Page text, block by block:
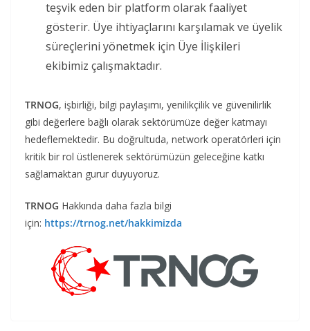
teşvik eden bir platform olarak faaliyet
gösterir. Üye ihtiyaçlarını karşılamak ve üyelik
süreçlerini yönetmek için Üye İlişkileri
ekibimiz çalışmaktadır.
TRNOG, işbirliği, bilgi paylaşımı, yenilikçilik ve güvenilirlik
gibi değerlere bağlı olarak sektörümüze değer katmayı
hedeflemektedir. Bu doğrultuda, network operatörleri için
kritik bir rol üstlenerek sektörümüzün geleceğine katkı
sağlamaktan gurur duyuyoruz.
TRNOG Hakkında daha fazla bilgi
için: https://trnog.net/hakkimizda